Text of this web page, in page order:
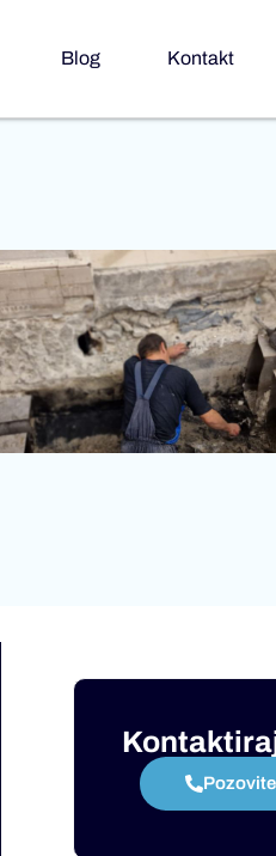
Blog Kontakt